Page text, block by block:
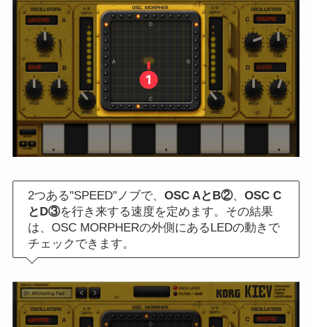
2つある"SPEED"ノブで、OSC AとB②、OSC C
とD③を行き来する速度を定めます。その結果
は、OSC MORPHERの外側にあるLEDの動きで
チェックできます。